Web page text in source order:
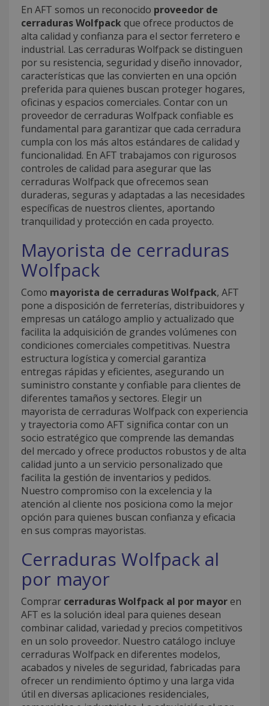
En AFT somos un reconocido proveedor de
cerraduras Wolfpackque ofrece productos de
alta calidad y confianza para el sector ferretero e
industrial. Las cerraduras Wolfpack se distinguen
por su resistencia, seguridad y diseño innovador,
características que las convierten en una opción
preferida para quienes buscan proteger hogares,
oficinas y espacios comerciales. Contar con un
proveedor de cerraduras Wolfpack confiable es
fundamental para garantizar que cada cerradura
cumpla con los más altos estándares de calidad y
funcionalidad. En AFT trabajamos con rigurosos
controles de calidad para asegurar que las
cerraduras Wolfpack que ofrecemos sean
duraderas, seguras y adaptadas a las necesidades
específicas de nuestros clientes, aportando
tranquilidad y protección en cada proyecto.
Mayorista de cerraduras
Wolfpack
Como mayorista de cerraduras Wolfpack, AFT
pone a disposición de ferreterías, distribuidores y
empresas un catálogo amplio y actualizado que
facilita la adquisición de grandes volúmenes con
condiciones comerciales competitivas. Nuestra
estructura logística y comercial garantiza
entregas rápidas y eficientes, asegurando un
suministro constante y confiable para clientes de
diferentes tamaños y sectores. Elegir un
mayorista de cerraduras Wolfpack con experiencia
y trayectoria como AFT significa contar con un
socio estratégico que comprende las demandas
del mercado y ofrece productos robustos y de alta
calidad junto a un servicio personalizado que
facilita la gestión de inventarios y pedidos.
Nuestro compromiso con la excelencia y la
atención al cliente nos posiciona como la mejor
opción para quienes buscan confianza y eficacia
en sus compras mayoristas.
Cerraduras Wolfpack al
por mayor
Comprar cerraduras Wolfpack al por mayoren
AFT es la solución ideal para quienes desean
combinar calidad, variedad y precios competitivos
en un solo proveedor. Nuestro catálogo incluye
cerraduras Wolfpack en diferentes modelos,
acabados y niveles de seguridad, fabricadas para
ofrecer un rendimiento óptimo y una larga vida
útil en diversas aplicaciones residenciales,